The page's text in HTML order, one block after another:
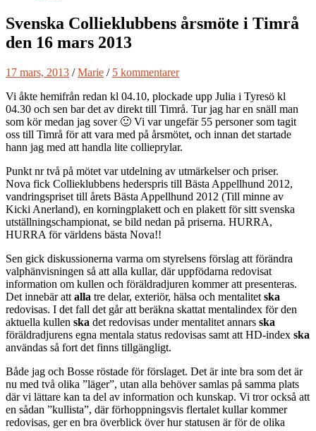
Svenska Collieklubbens årsmöte i Timrå
den 16 mars 2013
17 mars, 2013 /Marie / 5 kommentarer
Vi åkte hemifrån redan kl 04.10, plockade upp Julia i Tyresö kl
04.30 och sen bar det av direkt till Timrå. Tur jag har en snäll man
som kör medan jag sover 🙂 Vi var ungefär 55 personer som tagit
oss till Timrå för att vara med på årsmötet, och innan det startade
hann jag med att handla lite collieprylar.
Punkt nr två på mötet var utdelning av utmärkelser och priser.
Nova fick Collieklubbens hederspris till Bästa Appellhund 2012,
vandringspriset till årets Bästa Appellhund 2012 (Till minne av
Kicki Anerland), en korningplakett och en plakett för sitt svenska
utställningschampionat, se bild nedan på priserna. HURRA,
HURRA för världens bästa Nova!!
Sen gick diskussionerna varma om styrelsens förslag att förändra
valphänvisningen så att alla kullar, där uppfödarna redovisat
information om kullen och föräldradjuren kommer att presenteras.
Det innebär att alla tre delar, exteriör, hälsa och mentalitet ska
redovisas. I det fall det går att beräkna skattat mentalindex för den
aktuella kullen ska det redovisas under mentalitet annars ska
föräldradjurens egna mentala status redovisas samt att HD-index ska
användas så fort det finns tillgängligt.
Både jag och Bosse röstade för förslaget. Det är inte bra som det är
nu med två olika ”läger”, utan alla behöver samlas på samma plats
där vi lättare kan ta del av information och kunskap. Vi tror också att
en sådan ”kullista”, där förhoppningsvis flertalet kullar kommer
redovisas, ger en bra överblick över hur statusen är för de olika